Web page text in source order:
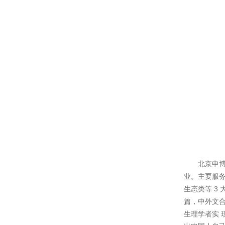
北京申
业。主要服
生态类等 3
篇，中外文
生理学者实